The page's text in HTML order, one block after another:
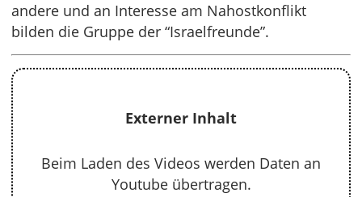
andere und an Interesse am Nahostkonflikt
bilden die Gruppe der “Israelfreunde”.
Externer Inhalt
Beim Laden des Videos werden Daten an
Youtube übertragen.